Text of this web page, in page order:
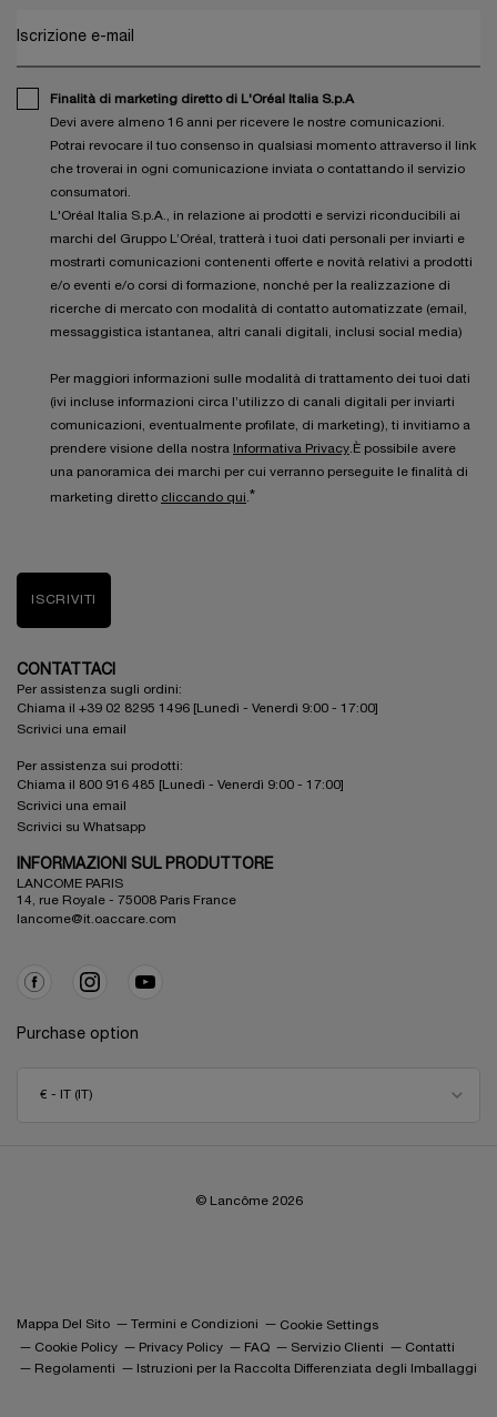
Iscrizione e-mail
Finalità di marketing diretto di L'Oréal Italia S.p.A
Devi avere almeno 16 anni per ricevere le nostre comunicazioni.
Potrai revocare il tuo consenso in qualsiasi momento attraverso il link
che troverai in ogni comunicazione inviata o contattando il servizio
consumatori.
L'Oréal Italia S.p.A., in relazione ai prodotti e servizi riconducibili ai
marchi del Gruppo L’Oréal, tratterà i tuoi dati personali per inviarti e
mostrarti comunicazioni contenenti offerte e novità relativi a prodotti
e/o eventi e/o corsi di formazione, nonché per la realizzazione di
ricerche di mercato con modalità di contatto automatizzate (email,
messaggistica istantanea, altri canali digitali, inclusi social media)
Per maggiori informazioni sulle modalità di trattamento dei tuoi dati
(ivi incluse informazioni circa l’utilizzo di canali digitali per inviarti
comunicazioni, eventualmente profilate, di marketing), ti invitiamo a
prendere visione della nostra
Informativa Privacy .È possibile avere
una panoramica dei marchi per cui verranno perseguite le finalità di
marketing diretto cliccando qui *
ISCRIVITI
CONTATTACI
Per assistenza sugli ordini:
Chiama il +39 02 8295 1496 [Lunedì - Venerdì 9:00 - 17:00]
Scrivici una email
Per assistenza sui prodotti:
Chiama il 800 916 485 [Lunedì - Venerdì 9:00 - 17:00]
Scrivici una email
Scrivici su Whatsapp
INFORMAZIONI SUL PRODUTTORE
LANCOME PARIS
14, rue Royale - 75008 Paris France
lancome@it.oaccare.com
Purchase option
€ - IT (IT)
© Lancôme 2026
Mappa Del Sito Termini e Condizioni
Cookie Settings
Cookie Policy
Privacy Policy FAQ Servizio Clienti
Contatti
Regolamenti
Istruzioni per la Raccolta Differenziata degli Imballaggi